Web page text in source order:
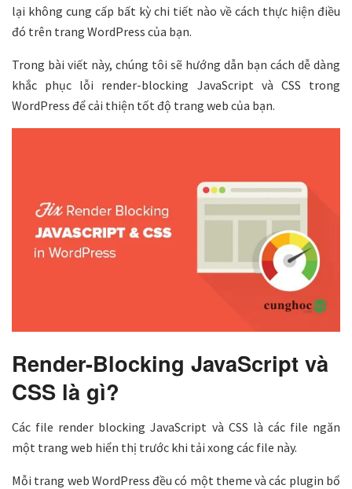
lại không cung cấp bất kỳ chi tiết nào về cách thực hiện điều
đó trên trang WordPress của bạn.
Trong bài viết này, chúng tôi sẽ hướng dẫn bạn cách dễ dàng
khắc phục lỗi render-blocking JavaScript và CSS trong
WordPress để cải thiện tốt độ trang web của bạn.
Render-Blocking JavaScript và
CSS là gì?
Các file render blocking JavaScript và CSS là các file ngăn
một trang web hiển thị trước khi tải xong các file này.
Mỗi trang web WordPress đều có một theme và các plugin bổ